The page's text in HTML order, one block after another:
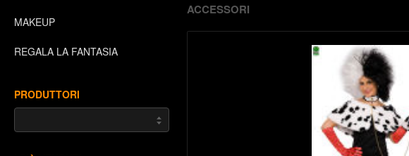
MAKEUP
REGALA LA FANTASIA
PRODUTTORI
ACCESSORI